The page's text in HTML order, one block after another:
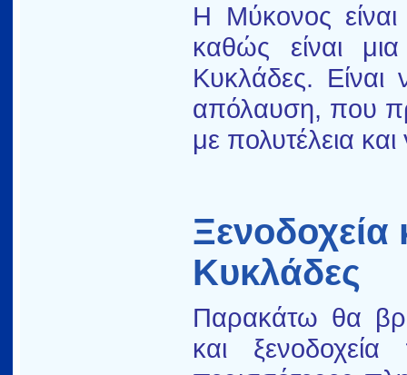
Η Μύκονος είναι
καθώς είναι
Κυκλάδες. Είναι
απόλαυση, που
με πολυτέλεια
Κυκλάδες
Παρακάτω θα
και